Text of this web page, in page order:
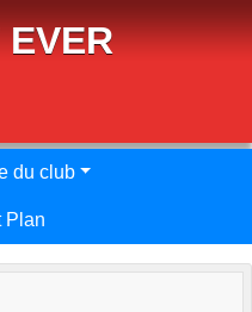
EVER
du club
Plan